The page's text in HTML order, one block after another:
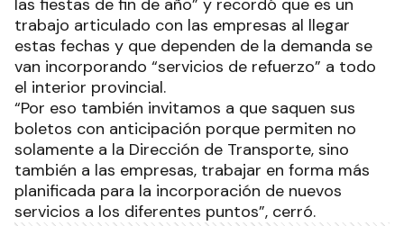
las fiestas de fin de año” y recordó que es un
trabajo articulado con las empresas al llegar
estas fechas y que dependen de la demanda se
van incorporando “servicios de refuerzo” a todo
el interior provincial.
“Por eso también invitamos a que saquen sus
boletos con anticipación porque permiten no
solamente a la Dirección de Transporte, sino
también a las empresas, trabajar en forma más
planificada para la incorporación de nuevos
servicios a los diferentes puntos”, cerró.